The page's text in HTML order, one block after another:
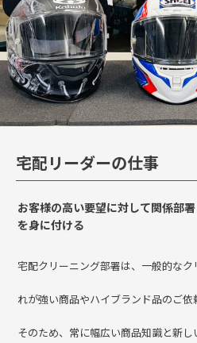
宅配リーダーの仕事
を身に付ける